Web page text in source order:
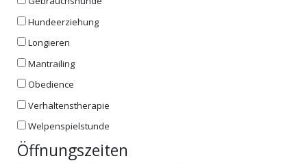
Hundeerziehung
Longieren
Mantrailing
Obedience
Verhaltenstherapie
Welpenspielstunde
Öffnungszeiten